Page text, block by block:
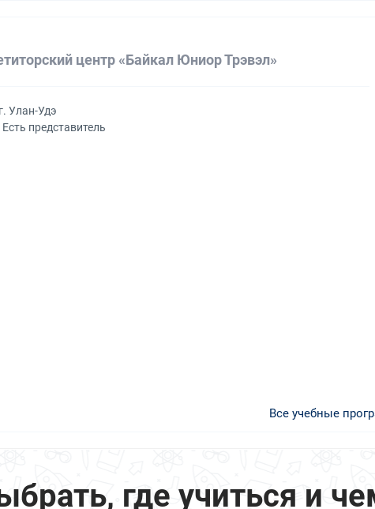
центр «Байкал Юниор Трэвэл»
г. Улан-Удэ
Есть представитель
Все учебные
где учиться и